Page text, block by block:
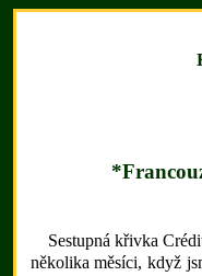
Sestupná křivka
několika měsíci, když